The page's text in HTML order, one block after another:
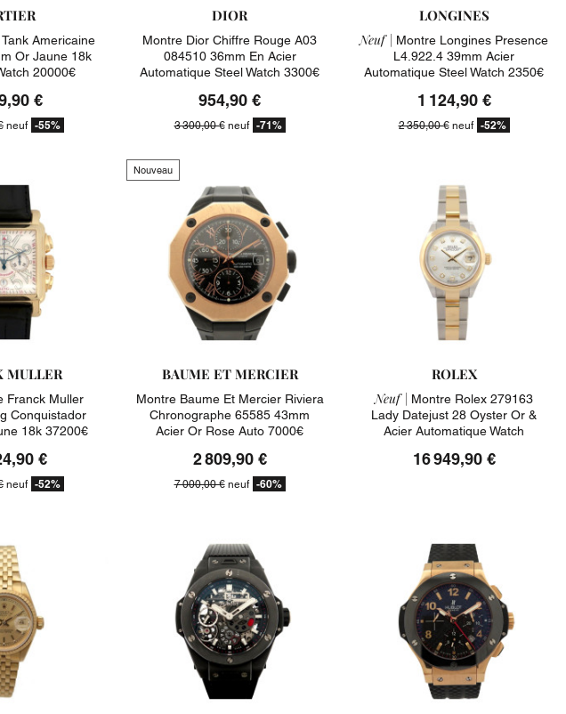
Americaine
Or Jaune 18k
20000€
€
neuf -55%
DIOR
Montre Dior Chiffre Rouge A03
084510 36mm En Acier
Automatique Steel Watch 3300€
954,90 €
3 300,00 €neuf -71%
LONGINES
Neuf | Montre Longines Presence
L4.922.4 39mm Acier
Automatique Steel Watch 2350€
1 124,90 €
2 350,00 €neuf -52%
MULLER
Franck Muller
Conquistador
18k 37200€
€
neuf -52%
Nouveau
BAUME ET MERCIER
Montre Baume Et Mercier Riviera
Chronographe 65585 43mm
Acier Or Rose Auto 7000€
2 809,90 €
7 000,00 €neuf -60%
ROLEX
Neuf | Montre Rolex 279163
Lady Datejust 28 Oyster Or &
Acier Automatique Watch
16 949,90 €